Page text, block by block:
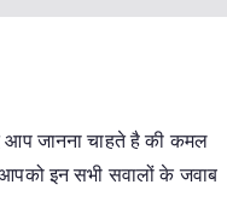
आप जानना चाहते है की कमल
इन सभी सवालों के जवाब